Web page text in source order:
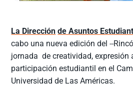
La Dirección de Asuntos
cabo una nueva edición del
jornada de creatividad, expresión
participación estudiantil en el
Universidad de Las Américas.